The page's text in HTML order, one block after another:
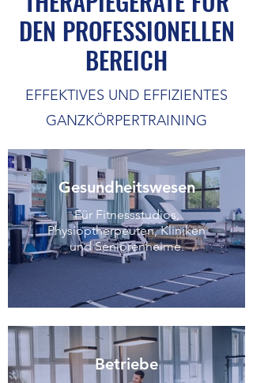
DEN PROFESSIONELLEN
BEREICH
EFFEKTIVES UND EFFIZIENTES
GANZKÖRPERTRAINING
Gesundheitswesen
Für Fitnessstudios,
Physioptherpeuten, Kliniken
und Seniorenheime.
Betriebe